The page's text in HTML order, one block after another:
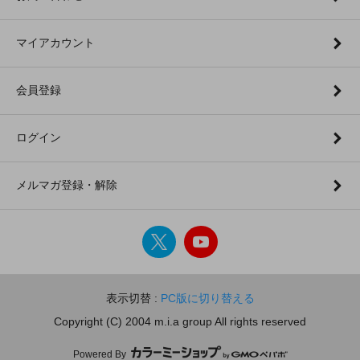
マイアカウント
会員登録
ログイン
メルマガ登録・解除
表示切替 : PC版に切り替える
Copyright (C) 2004 m.i.a group All rights reserved
Powered By